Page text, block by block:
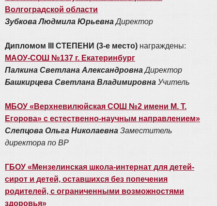
Волгоградской области
Зубкова Людмила ЮрьевнаДиректор
Дипломом III СТЕПЕНИ (3-е место) награждены:
МАОУ-СОШ №137 г. Екатеринбург
Палкина Светлана АлександровнаДиректор
Башкирцева Светлана Владимировна Учитель
МБОУ «Верхневилюйская СОШ №2 имени М. Т.
Егорова» с естественно-научным направлением»
Слепцова Ольга Николаевна Заместитель
директора по ВР
ГБОУ «Мензелинская школа-интернат для детей-
сирот и детей, оставшихся без попечения
родителей, с ограниченными возможностями
здоровья»